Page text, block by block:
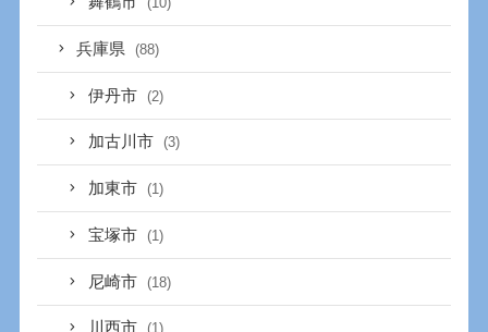
兵庫県 (88)
伊丹市 (2)
加古川市 (3)
加東市 (1)
宝塚市 (1)
尼崎市 (18)
川西市 (1)